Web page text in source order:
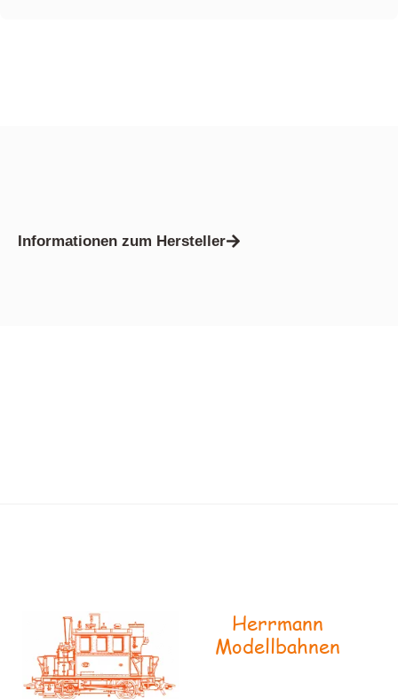
Informationen zum Hersteller
Herrmann
Modellbahnen